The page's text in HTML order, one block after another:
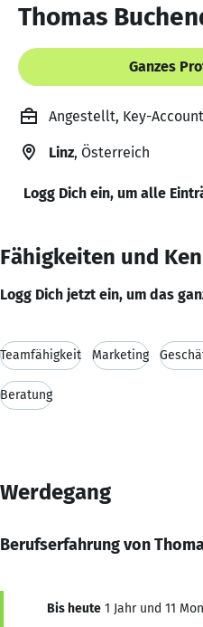
Thomas
Ganzes
Angestellt, Key-
Linz, Österreich
Logg Dich ein, um alle
Fähigkeiten und
Logg Dich jetzt ein, um das
Teamfähigkeit Marketing
Beratung
Werdegang
Berufserfahrung von
Bis heute 1 Jahr und 11